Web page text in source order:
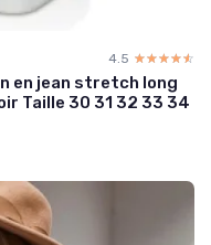
4.5 ☆☆☆☆☆
★★★★★
en jean stretch long
Taille 30 31 32 33 34